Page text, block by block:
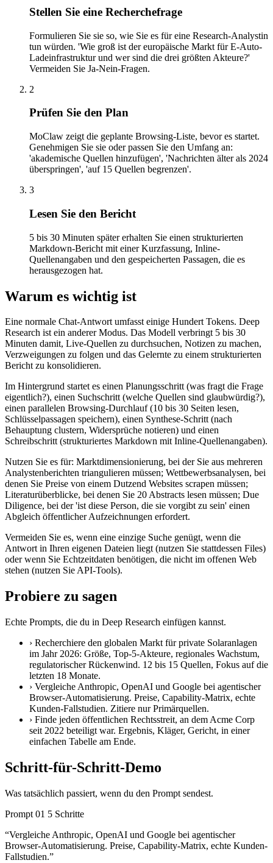
Stellen Sie eine Recherchefrage
Formulieren Sie sie so, wie Sie es für eine Research-Analystin
tun würden. 'Wie groß ist der europäische Markt für E-Auto-
Ladeinfrastruktur und wer sind die drei größten Akteure?'
Vermeiden Sie Ja-Nein-Fragen.
2
Prüfen Sie den Plan
MoClaw zeigt die geplante Browsing-Liste, bevor es startet.
Genehmigen Sie sie oder passen Sie den Umfang an:
'akademische Quellen hinzufügen', 'Nachrichten älter als 2024
überspringen', 'auf 15 Quellen begrenzen'.
3
Lesen Sie den Bericht
5 bis 30 Minuten später erhalten Sie einen strukturierten
Markdown-Bericht mit einer Kurzfassung, Inline-
Quellenangaben und den gespeicherten Passagen, die es
herausgezogen hat.
Warum es wichtig ist
Eine normale Chat-Antwort umfasst einige Hundert Tokens. Deep
Research ist ein anderer Modus. Das Modell verbringt 5 bis 30
Minuten damit, Live-Quellen zu durchsuchen, Notizen zu machen,
Verzweigungen zu folgen und das Gelernte zu einem strukturierten
Bericht zu konsolidieren.
Im Hintergrund startet es einen Planungsschritt (was fragt die Frage
eigentlich?), einen Suchschritt (welche Quellen sind glaubwürdig?),
einen parallelen Browsing-Durchlauf (10 bis 30 Seiten lesen,
Schlüsselpassagen speichern), einen Synthese-Schritt (nach
Behauptung clustern, Widersprüche notieren) und einen
Schreibschritt (strukturiertes Markdown mit Inline-Quellenangaben).
Nutzen Sie es für: Marktdimensionierung, bei der Sie aus mehreren
Analystenberichten triangulieren müssen; Wettbewerbsanalysen, bei
denen Sie Preise von einem Dutzend Websites scrapen müssen;
Literaturüberblicke, bei denen Sie 20 Abstracts lesen müssen; Due
Diligence, bei der 'ist diese Person, die sie vorgibt zu sein' einen
Abgleich öffentlicher Aufzeichnungen erfordert.
Vermeiden Sie es, wenn eine einzige Suche genügt, wenn die
Antwort in Ihren eigenen Dateien liegt (nutzen Sie stattdessen Files)
oder wenn Sie Echtzeitdaten benötigen, die nicht im offenen Web
stehen (nutzen Sie API-Tools).
Probiere zu sagen
Echte Prompts, die du in Deep Research einfügen kannst.
› Recherchiere den globalen Markt für private Solaranlagen
im Jahr 2026: Größe, Top-5-Akteure, regionales Wachstum,
regulatorischer Rückenwind. 12 bis 15 Quellen, Fokus auf die
letzten 18 Monate.
› Vergleiche Anthropic, OpenAI und Google bei agentischer
Browser-Automatisierung. Preise, Capability-Matrix, echte
Kunden-Fallstudien. Zitiere nur Primärquellen.
› Finde jeden öffentlichen Rechtsstreit, an dem Acme Corp
seit 2022 beteiligt war. Ergebnis, Kläger, Gericht, in einer
einfachen Tabelle am Ende.
Schritt-für-Schritt-Demo
Was tatsächlich passiert, wenn du den Prompt sendest.
Prompt 01 5 Schritte
“Vergleiche Anthropic, OpenAI und Google bei agentischer
Browser-Automatisierung. Preise, Capability-Matrix, echte Kunden-
Fallstudien.”